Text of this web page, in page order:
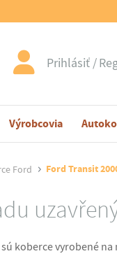
Prihlásiť
Výrobcovia
Ford Ford Transit
sú koberce vyrobené